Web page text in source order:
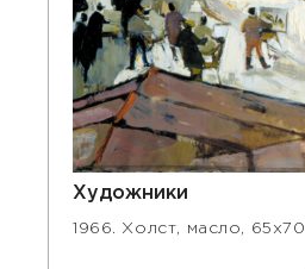
Художники
1966. Холст, масло, 65х70